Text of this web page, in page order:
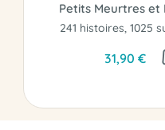
Petits Meurtres et
31,90 €